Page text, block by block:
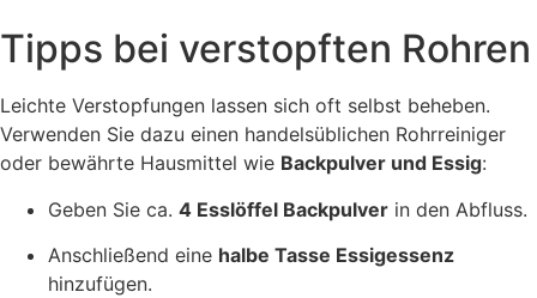
Tipps bei verstopften Rohren
Leichte Verstopfungen lassen sich oft selbst beheben.
Verwenden Sie dazu einen handelsüblichen Rohrreiniger
oder bewährte Hausmittel wie Backpulver und Essig:
Geben Sie ca. 4 Esslöffel Backpulver in den Abfluss.
Anschließend eine halbe Tasse Essigessenz
hinzufügen.